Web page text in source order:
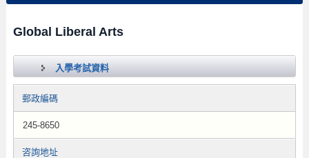
Global Liberal Arts
入學考試資料
郵政編碼
245-8650
咨詢地址